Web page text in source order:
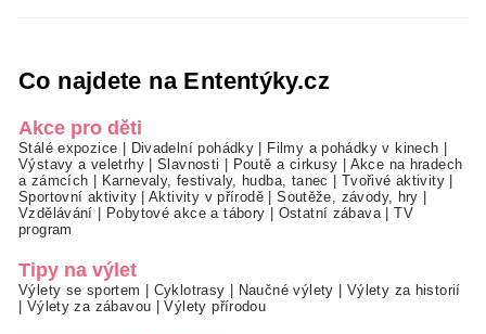
Co najdete na Ententýky.cz
Akce pro děti
Stálé expozice | Divadelní pohádky | Filmy a pohádky v kinech |
Výstavy a veletrhy|Slavnosti | Poutě a cirkusy | Akce na hradech
a zámcích | Karnevaly, festivaly, hudba, tanec | Tvořivé aktivity |
Sportovní aktivity|Aktivity v přírodě |Soutěže, závody, hry |
Vzdělávání | Pobytové akce a tábory | Ostatní zábava |TV
program
Tipy na výlet
Výlety se sportem | Cyklotrasy | Naučné výlety | Výlety za historií
| Výlety za zábavou |Výlety přírodou